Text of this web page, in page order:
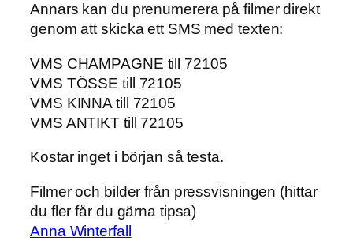
Annars kan du prenumerera på filmer direkt
genom att skicka ett SMS med texten:
VMS CHAMPAGNE till 72105
VMS TÖSSE till 72105
VMS KINNA till 72105
VMS ANTIKT till 72105
Kostar inget i början så testa.
Filmer och bilder från pressvisningen (hittar
du fler får du gärna tipsa)
Anna Winterfall